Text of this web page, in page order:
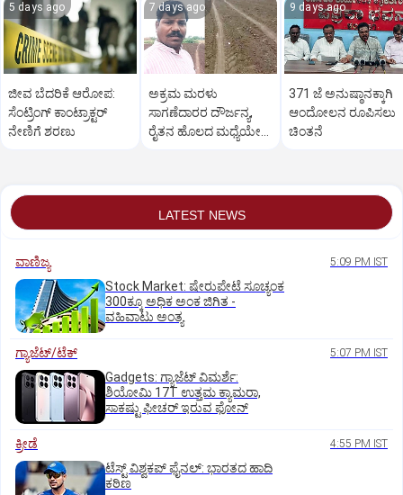
5 days ago
ಜೀವ ಬೆದರಿಕೆ ಆರೋಪ:
ಸೆಂಟ್ರಿಂಗ್ ಕಾಂಟ್ರಾಕ್ಟರ್
ನೇಣಿಗೆ ಶರಣು
7 days ago
ಅಕ್ರಮ ಮರಳು
ಸಾಗಣೆದಾರರ ದೌರ್ಜನ್ಯ,
ರೈತನ ಹೊಲದ ಮಧ್ಯೆಯೇ
9 days ago
371 ಜೆ ಅನುಷ್ಠಾನಕ್ಕಾಗಿ
ಆಂದೋಲನ ರೂಪಿಸಲು
ಚಿಂತನೆ
LATEST NEWS
ವಾಣಿಜ್ಯ 5:09 PM IST
Stock Market: ಷೇರುಪೇಟೆ ಸೂಚ್ಯಂಕ
300ಕ್ಕೂ ಅಧಿಕ ಅಂಕ ಜಿಗಿತ -
ವಹಿವಾಟು ಅಂತ್ಯ
ಗ್ಯಾಜೆಟ್/ಟೆಕ್ 5:07 PM IST
Gadgets: ಗ್ಯಾಜೆಟ್ ವಿಮರ್ಶೆ:
ಶಿಯೋಮಿ 17T ಉತ್ತಮ ಕ್ಯಾಮರಾ,
ಸಾಕಷ್ಟು ಫೀಚರ್ ಇರುವ ಫೋನ್
ಕ್ರೀಡೆ 4:55 PM IST
ಟೆಸ್ಟ್ ವಿಶ್ವಕಪ್‌ ಫೈನಲ್‌: ಭಾರತದ ಹಾದಿ
ಕಠಿಣ